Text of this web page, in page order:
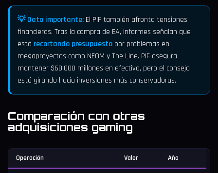
💡 Dato importante: El PIF también afronta tensiones
financieras. Tras la compra de EA, informes señalan que
está recortando presupuesto por problemas en
megaproyectos como NEOM y The Line. PIF asegura
mantener $60.000 millones en efectivo, pero el consejo
está girando hacia inversiones más conservadoras.
Comparación con otras
adquisiciones gaming
Operación Valor Año